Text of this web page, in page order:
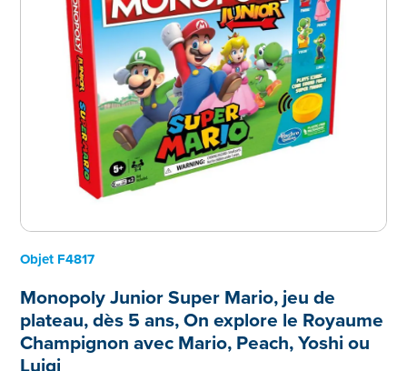
Objet F4817
Monopoly Junior Super Mario, jeu de
plateau, dès 5 ans, On explore le Royaume
Champignon avec Mario, Peach, Yoshi ou
Luigi